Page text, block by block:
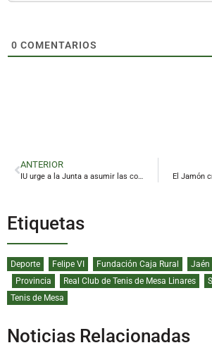
0 COMENTARIOS
ANTERIOR
IU urge a la Junta a asumir las competencias ferroviarias para evitar el aislamiento de la provincia
Etiquetas
Deporte Felipe VI Fundación Caja Rural Jaén
Provincia
Real Club de Tenis de Mesa Linares
Tenis de Mesa
Noticias Relacionadas